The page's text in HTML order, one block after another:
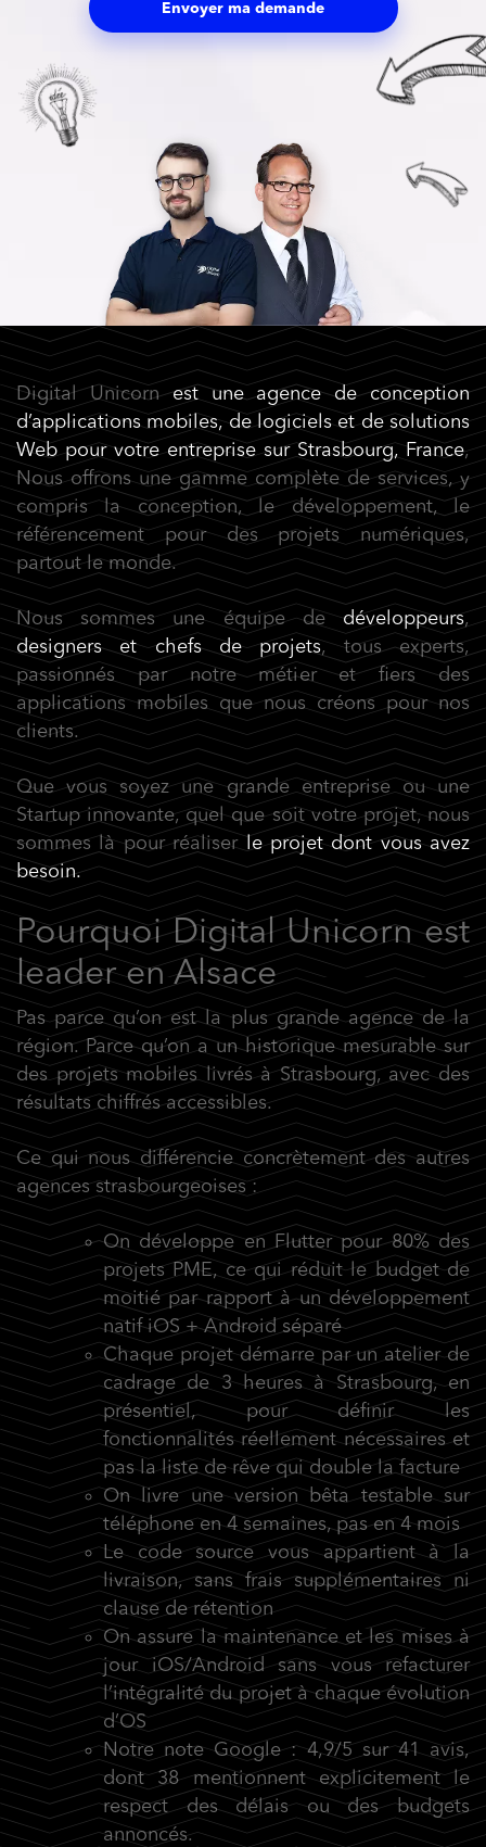
Envoyer ma demande
Digital Unicornest une agence de conception
d’applications mobiles, de logiciels et de solutions
Webpour votre entreprise sur Strasbourg, France,
Nous offrons une gamme complète de services, y
compris la conception, le développement, le
référencement pour des projets numériques,
partout le monde.
Nous sommes une équipe dedéveloppeurs,
designers et chefs de projets, tous experts,
passionnés par notre métier et fiers des
applications mobiles que nous créons pour nos
clients.
Que vous soyez une grande entreprise ou une
Startup innovante, quel que soit votre projet, nous
sommes là pour réaliser le projet dont vous avez
besoin.
Pourquoi Digital Unicorn est
leader en Alsace
Pas parce qu’on est la plus grande agence de la
région. Parce qu’on a un historique mesurable sur
des projets mobiles livrés à Strasbourg, avec des
résultats chiffrés accessibles.
Ce qui nous différencie concrètement des autres
agences strasbourgeoises :
On développe en Flutter pour 80% des
projets PME, ce qui réduit le budget de
moitié par rapport à un développement
natif iOS + Android séparé
Chaque projet démarre par un atelier de
cadrage de 3 heures à Strasbourg, en
présentiel, pour définir les
fonctionnalités réellement nécessaires et
pas la liste de rêve qui double la facture
On livre une version bêta testable sur
téléphone en 4 semaines, pas en 4 mois
Le code source vous appartient à la
livraison, sans frais supplémentaires ni
clause de rétention
On assure la maintenance et les mises à
jour iOS/Android sans vous refacturer
l’intégralité du projet à chaque évolution
d’OS
Notre note Google : 4,9/5 sur 41 avis,
dont 38 mentionnent explicitement le
respect des délais ou des budgets
annoncés.